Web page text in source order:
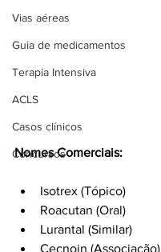
Vias aéreas
Guia de medicamentos
Terapia Intensiva
ACLS
Casos clínicos
Concursos
Nomes Comerciais:
Isotrex (Tópico)
Roacutan (Oral)
Lurantal (Similar)
Cecnoin (Associação)